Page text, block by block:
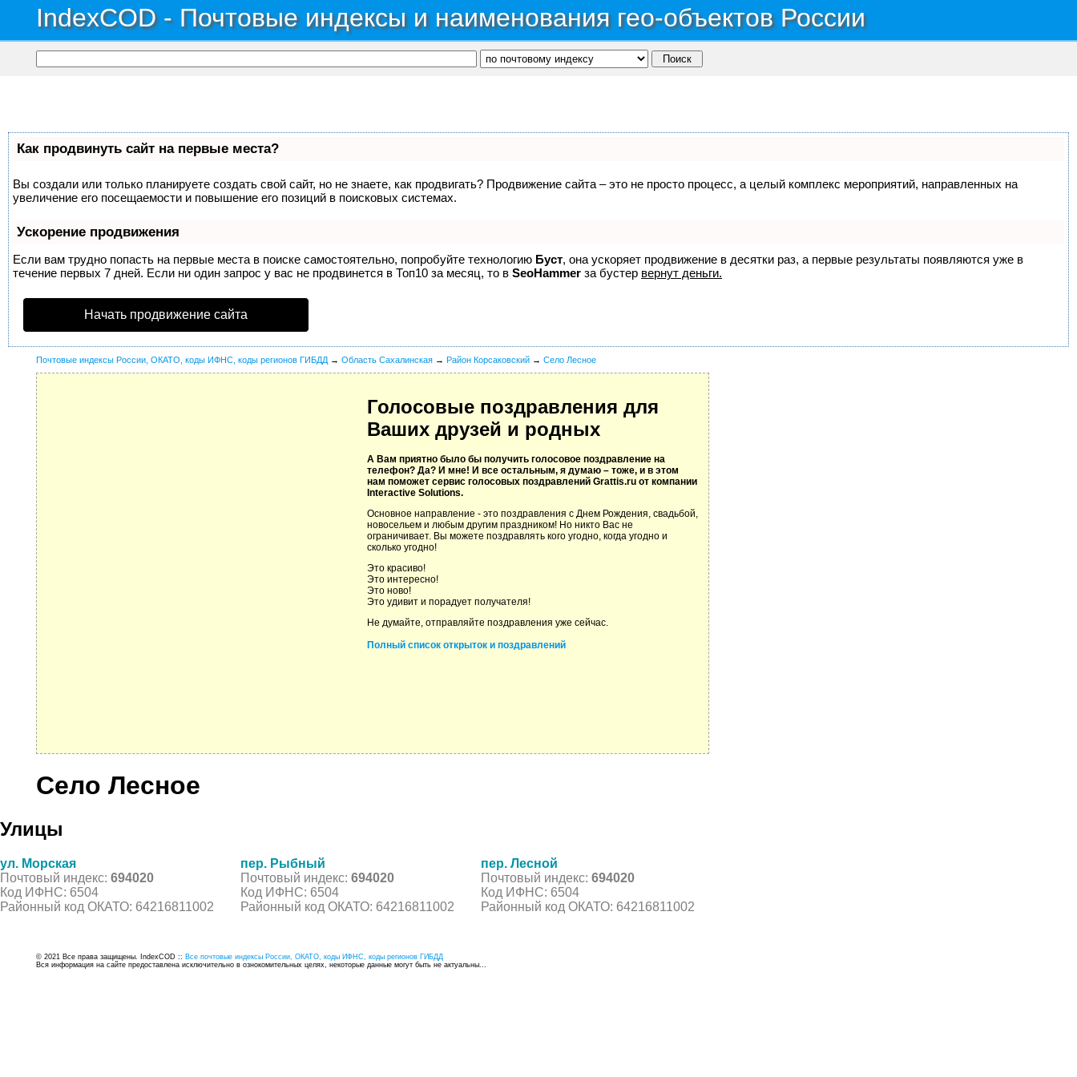
IndexCOD - Почтовые индексы и наименования гео-объектов России
Как продвинуть сайт на первые места?
Вы создали или только планируете создать свой сайт, но не знаете, как продвигать? Продвижение сайта – это не просто процесс, а целый комплекс мероприятий, направленных на
увеличение его посещаемости и повышение его позиций в поисковых системах.
Ускорение продвижения
Если вам трудно попасть на первые места в поиске самостоятельно, попробуйте технологию Буст, она ускоряет продвижение в десятки раз, а первые результаты появляются уже в
течение первых 7 дней. Если ни один запрос у вас не продвинется в Топ10 за месяц, то в SeoHammer за бустер вернут деньги.
Начать продвижение сайта
Почтовые индексы России, ОКАТО, коды ИФНС, коды регионов ГИБДД → Область Сахалинская → Район Корсаковский → Село Лесное
Голосовые поздравления для
Ваших друзей и родных
А Вам приятно было бы получить голосовое поздравление на
телефон? Да? И мне! И все остальным, я думаю – тоже, и в этом
нам поможет сервис голосовых поздравлений Grattis.ru от компании
Interactive Solutions.
Основное направление - это поздравления с Днем Рождения, свадьбой,
новосельем и любым другим праздником! Но никто Вас не
ограничивает. Вы можете поздравлять кого угодно, когда угодно и
сколько угодно!
Это красиво!
Это интересно!
Это ново!
Это удивит и порадует получателя!
Не думайте, отправляйте поздравления уже сейчас.
Полный список открыток и поздравлений
Село Лесное
Улицы
ул. Морская
Почтовый индекс: 694020
Код ИФНС: 6504
Районный код ОКАТО: 64216811002
пер. Рыбный
Почтовый индекс: 694020
Код ИФНС: 6504
Районный код ОКАТО: 64216811002
пер. Лесной
Почтовый индекс: 694020
Код ИФНС: 6504
Районный код ОКАТО: 64216811002
© 2021 Все права защищены. IndexCOD :: Все почтовые индексы России, ОКАТО, коды ИФНС, коды регионов ГИБДД
Вся информация на сайте предоставлена исключительно в ознокомительных целях, некоторые данные могут быть не актуальны...